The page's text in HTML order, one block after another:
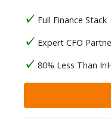
Full Finance Stack
Expert CFO
80% Less Than